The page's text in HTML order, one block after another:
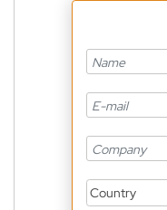
Country